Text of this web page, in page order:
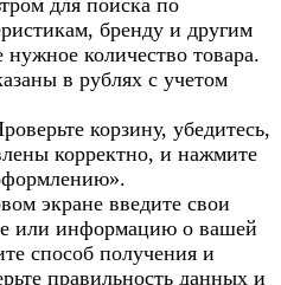
для поиска по
бренду и другим
количество товара.
в рублях с учетом
корзину, убедитесь,
корректно, и нажмите
экране введите свои
или информацию о вашей
способ получения и
правильность данных и